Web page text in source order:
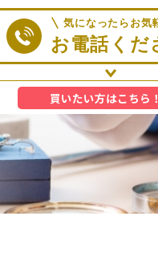
買いたい方はこちら！